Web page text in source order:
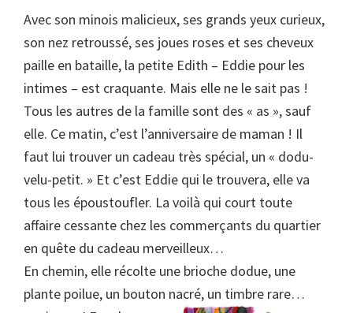
Avec son minois malicieux, ses grands yeux curieux,
son nez retroussé, ses joues roses et ses cheveux
paille en bataille, la petite Edith – Eddie pour les
intimes – est craquante. Mais elle ne le sait pas !
Tous les autres de la famille sont des « as », sauf
elle. Ce matin, c’est l’anniversaire de maman ! Il
faut lui trouver un cadeau très spécial, un « dodu-
velu-petit. » Et c’est Eddie qui le trouvera, elle va
tous les époustoufler. La voilà qui court toute
affaire cessante chez les commerçants du quartier
en quête du cadeau merveilleux…
En chemin, elle récolte une brioche dodue, une
plante poilue, un bouton nacré, un timbre rare…